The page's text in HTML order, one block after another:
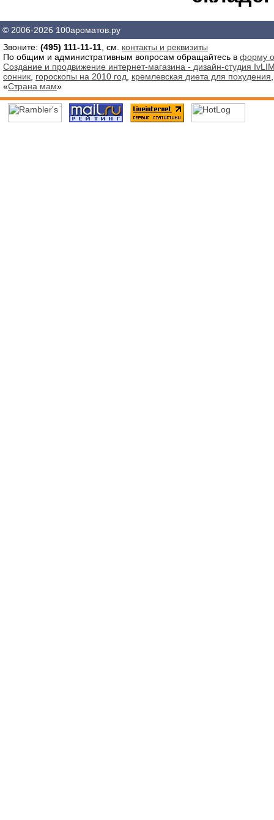
© 2006-2026 100ароматов.ру
Звоните: (495) 111-11-11 , см. контакты и реквизиты
По общим и административным вопросам обращайтесь в форму
Создание и продвижение интернет-магазина - дизайн-студия
сонник гороскопы на 2010 год кремлевская диета для похудения
«Страна мам»